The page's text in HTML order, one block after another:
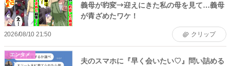
義母が豹変→迎えにきた私の母を見て…義母
が青ざめたワケ！
2026/08/10 21:50 クリップ
エンタメ
夫のスマホに『早く会いたい♡』問い詰める